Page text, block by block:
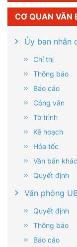
CƠ QUAN VĂN
Ủy ban nhân
Chỉ thị
Thông báo
Báo cáo
Công văn
Tờ trình
Kế hoạch
Hỏa tốc
Văn bản khác
Quyết định
Văn phòng
Quyết định
Thông báo
Báo cáo